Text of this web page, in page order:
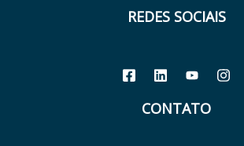
REDES SOCIAIS
CONTATO